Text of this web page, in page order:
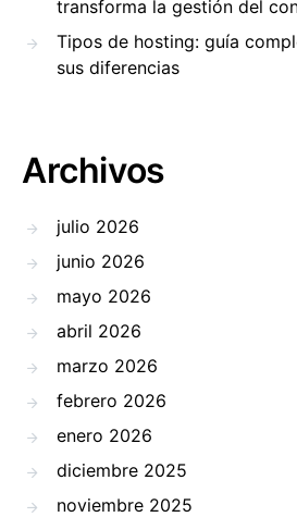
transforma la gestión del
Tipos de hosting: guía
sus diferencias
Archivos
julio 2026
junio 2026
mayo 2026
abril 2026
marzo 2026
febrero 2026
enero 2026
diciembre 2025
noviembre 2025